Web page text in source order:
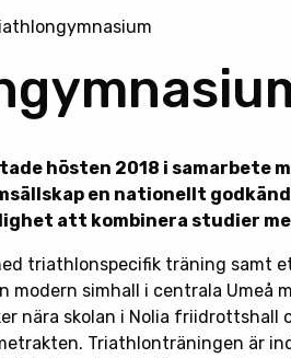
hösten 2018 i samarbete
en nationellt
att kombinera studier
triathlonspecifik träning samt
modern simhall i centrala Umeå
nära skolan i Nolia
Triathlonträningen är